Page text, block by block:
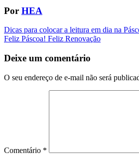
Por HEA
Navegação
da
Postagem
Dicas para colocar a leitura em dia na
Feliz Páscoa! Feliz Renovação
Deixe um comentário
O seu endereço de e-mail não será
Comentário *